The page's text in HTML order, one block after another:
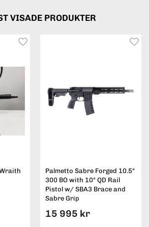
VISADE PRODUKTER
Palmetto Sabre Forged 10.5"
300 BO with 10" QD Rail
Pistol w/ SBA3 Brace and
Sabre Grip
15 995 kr